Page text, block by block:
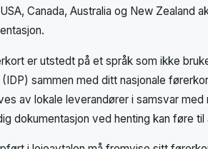
Canada, Australia og New
er utstedt på et språk som ikke
sammen med ditt nasjonale
av lokale leverandører i samsvar
dokumentasjon ved henting kan føre